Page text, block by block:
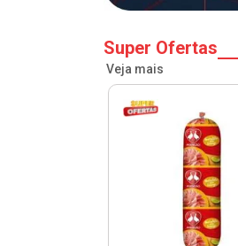
Super Ofertas
Veja mais